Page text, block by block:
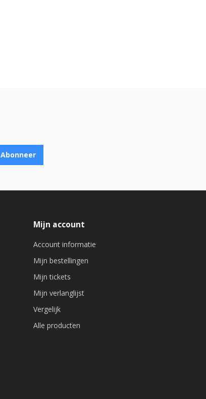
Abonneer
Mijn account
Account informatie
Mijn bestellingen
Mijn tickets
Mijn verlanglijst
Vergelijk
Alle producten